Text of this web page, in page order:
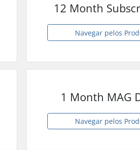
12 Month
Navegar pelos
1 Month MAG
Navegar pelos